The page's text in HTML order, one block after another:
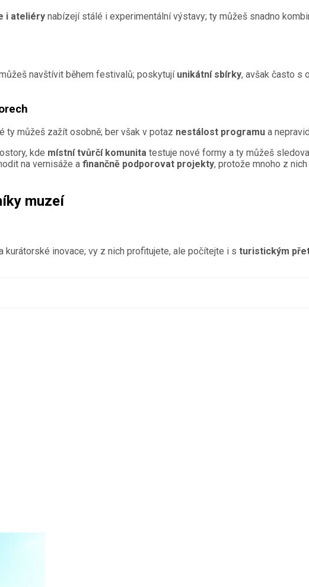
i ateliéry nabízejí stálé i experimentální výstavy; ty můžeš snadno
navštívit během festivalů; poskytují unikátní sbírky, avšak často s
ty můžeš zažít osobně; ber však v potaz nestálost programu a
kde místní tvůrčí komunita testuje nové formy a ty můžeš
na vernisáže a finančně podporovat projekty, protože mnoho z
muzeí
kurátorské inovace; vy z nich profitujete, ale počítejte i s turistickým